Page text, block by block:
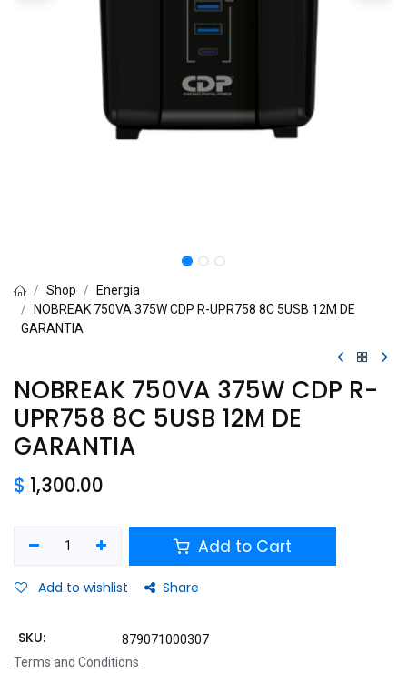
Shop
Energia
NOBREAK 750VA 375W CDP R-UPR758 8C 5USB 12M DE
GARANTIA
NOBREAK 750VA 375W CDP R-
UPR758 8C 5USB 12M DE
GARANTIA
$ 1,300.00
Add to Cart
Add to wishlist Share
SKU:
879071000307
Terms and Conditions